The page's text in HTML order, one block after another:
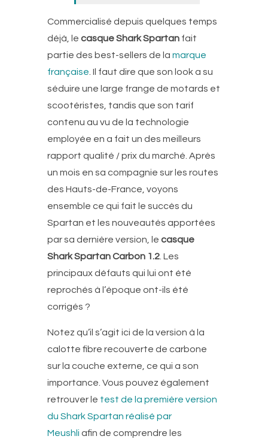
Commercialisé depuis quelques temps
déjà, le casque Shark Spartan fait
partie des best-sellers de la marque
française . Il faut dire que son look a su
séduire une large frange de motards et
scootéristes, tandis que son tarif
contenu au vu de la technologie
employée en a fait un des meilleurs
rapport qualité / prix du marché. Après
un mois en sa compagnie sur les routes
des Hauts-de-France, voyons
ensemble ce qui fait le succès du
Spartan et les nouveautés apportées
par sa dernière version, le casque
Shark Spartan Carbon 1.2 . Les
principaux défauts qui lui ont été
reprochés à l’époque ont-ils été
corrigés ?
Notez qu’il s’agit ici de la version à la
calotte fibre recouverte de carbone
sur la couche externe, ce qui a son
importance. Vous pouvez également
retrouver le test de la première version
du Shark Spartan réalisé par
Meushli afin de comprendre les